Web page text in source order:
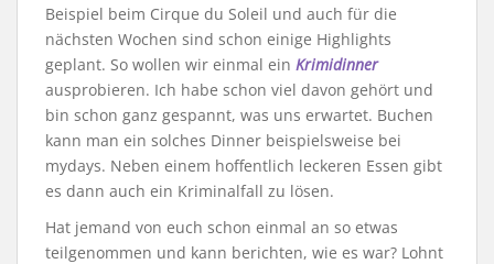
Beispiel beim Cirque du Soleil und auch für die
nächsten Wochen sind schon einige Highlights
geplant. So wollen wir einmal ein Krimidinner
ausprobieren. Ich habe schon viel davon gehört und
bin schon ganz gespannt, was uns erwartet. Buchen
kann man ein solches Dinner beispielsweise bei
mydays. Neben einem hoffentlich leckeren Essen gibt
es dann auch ein Kriminalfall zu lösen.
Hat jemand von euch schon einmal an so etwas
teilgenommen und kann berichten, wie es war? Lohnt